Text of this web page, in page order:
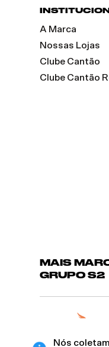
Nós
A Marca
Nossas Lojas
Clube Cantão
Clube Cantão
MAIS
GRUPO S2